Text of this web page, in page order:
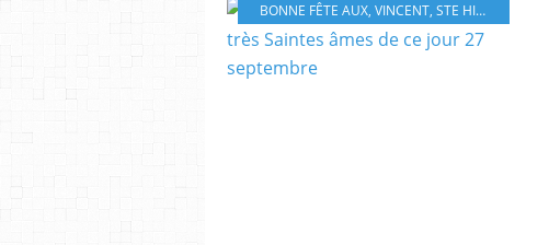
BONNE FÊTE AUX, VINCENT, STE HILTRUDE